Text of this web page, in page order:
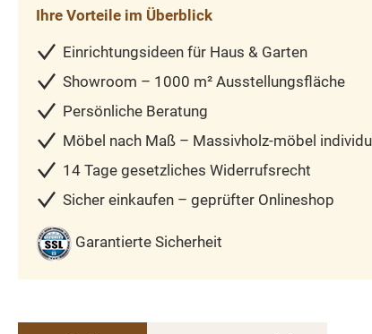
Ihre Vorteile im Überblick
Einrichtungsideen für Haus & Garten
Showroom – 1000 m² Ausstellungsfläche
Persönliche Beratung
Möbel nach Maß – Massivholz-möbel
14 Tage gesetzliches Widerrufsrecht
Sicher einkaufen – geprüfter Onlineshop
Garantierte Sicherheit